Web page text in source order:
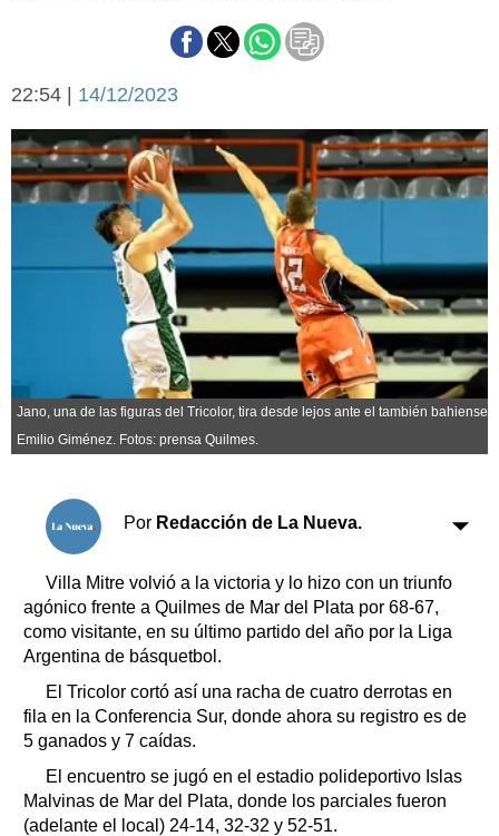
Federal A
Economía y campo
Economía y finanzas
Con el campo
Espacio empresas
Sociedad y tiempo
Sociedad
Tecnología
Turismo
Salud
Es viral
Cartón Lleno
Fúnebres
Horóscopo
Suplementos
Servicios
Transportes
Loterías
Fúnebres
Edictos
22:54 | 14/12/2023
Jano, una de las figuras del Tricolor, tira desde lejos ante el también bahiense
Emilio Giménez. Fotos: prensa Quilmes.
Por Redacción de La Nueva.
Villa Mitre volvió a la victoria y lo hizo con un triunfo
agónico frente a Quilmes de Mar del Plata por 68-67,
como visitante, en su último partido del año por la Liga
Argentina de básquetbol.
El Tricolor cortó así una racha de cuatro derrotas en
fila en la Conferencia Sur, donde ahora su registro es de
5 ganados y 7 caídas.
El encuentro se jugó en el estadio polideportivo Islas
Malvinas de Mar del Plata, donde los parciales fueron
(adelante el local) 24-14, 32-32 y 52-51.